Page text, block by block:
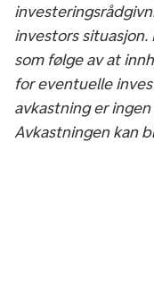
investors situasjon.
som følge av at
for eventuelle
avkastning er
Avkastningen kan